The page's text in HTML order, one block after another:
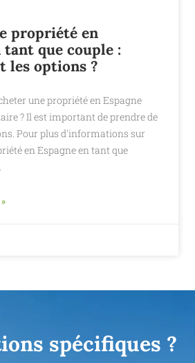
propriété en
tant que couple :
les options ?
une propriété en Espagne
? Il est important de prendre de
Pour plus d'informations sur
en Espagne en tant que
spécifiques ?